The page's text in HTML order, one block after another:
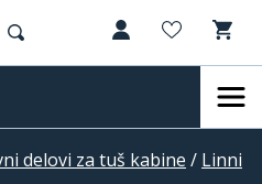
delovi za tuš kabine / Linni